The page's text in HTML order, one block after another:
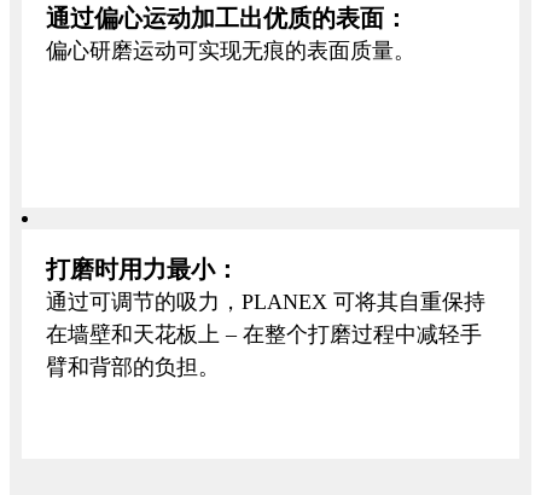
通过偏心运动加工出优质的表面：
偏心研磨运动可实现无痕的表面质量。
打磨时用力最小：
通过可调节的吸力，PLANEX 可将其自重保持
在墙壁和天花板上 – 在整个打磨过程中减轻手
臂和背部的负担。